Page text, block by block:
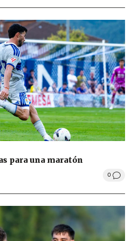
para una maratón
0